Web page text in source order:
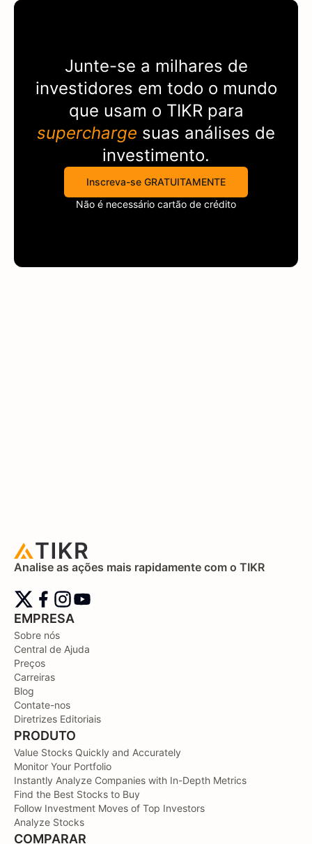
Junte-se a milhares de
investidores em todo o mundo
que usam o TIKRpara
supercharge suas análises de
investimento.
Inscreva-se GRATUITAMENTE
Não é necessário cartão de crédito
Analise as ações mais rapidamente com o TIKR
EMPRESA
Sobre nós
Central de Ajuda
Preços
Carreiras
Blog
Contate-nos
Diretrizes Editoriais
PRODUTO
Value Stocks Quickly and Accurately
Monitor Your Portfolio
Instantly Analyze Companies with In-Depth Metrics
Find the Best Stocks to Buy
Follow Investment Moves of Top Investors
Analyze Stocks
COMPARAR